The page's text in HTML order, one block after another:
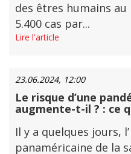
des êtres humains
5.400 cas par...
Lire l'article
23.06.2024, 12:00
Le risque d’une
augmente-t-il ? : ce
Il y a quelques jours,
panaméricaine de la